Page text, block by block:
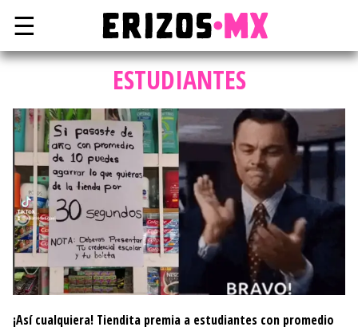
☰
ESTUDIANTES
¡Así cualquiera! Tiendita premia a estudiantes con promedio